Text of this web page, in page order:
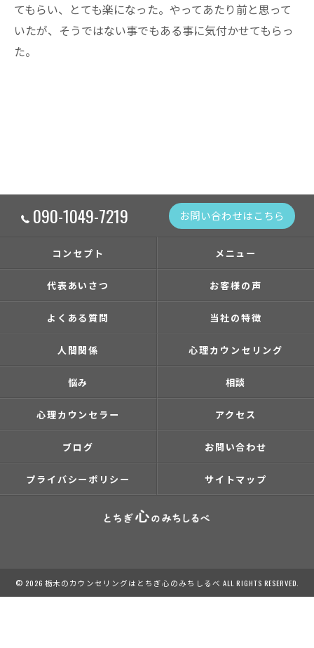
てもらい、とても楽になった。やってあたり前と思って
いたが、そうではない事でもある事に気付かせてもらっ
た。
090-1049-7219 お問い合わせはこちら
コンセプト メニュー
代表あいさつ お客様の声
よくある質問 当社の特徴
人間関係 心理カウンセリング
悩み 相談
心理カウンセラー アクセス
ブログ お問い合わせ
プライバシーポリシー サイトマップ
© 2026 栃木のカウンセリングはとちぎ心のみちしるべ ALL RIGHTS RESERVED.